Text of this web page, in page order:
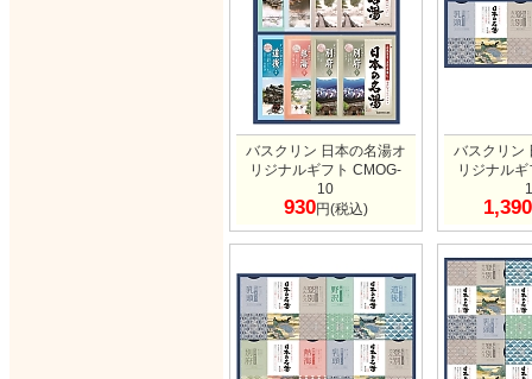
バスクリン 日本の名湯オ
リジナルギフト CMOG-
10
930円(税込)
バスクリン
リジナル
1,390